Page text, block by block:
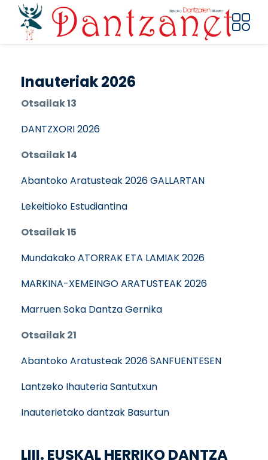
Pasar al contenido principal
Inauteriak 2026
Otsailak 13
DANTZXORI 2026
Otsailak 14
Abantoko Aratusteak 2026 GALLARTAN
Lekeitioko Estudiantina
Otsailak 15
Mundakako ATORRAK ETA LAMIAK 2026
MARKINA-XEMEINGO ARATUSTEAK 2026
Marruen Soka Dantza Gernika
Otsailak 21
Abantoko Aratusteak 2026 SANFUENTESEN
Lantzeko Ihauteria Santutxun
Inauterietako dantzak Basurtun
LIII. EUSKAL HERRIKO DANTZA